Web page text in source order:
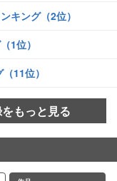
キング（2位）
1位）
11位）
もっと見る